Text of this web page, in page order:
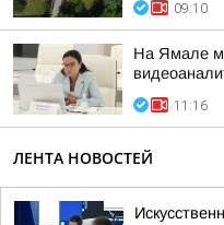
09:10
На Ямале
11:16
ЛЕНТА НОВОСТЕЙ